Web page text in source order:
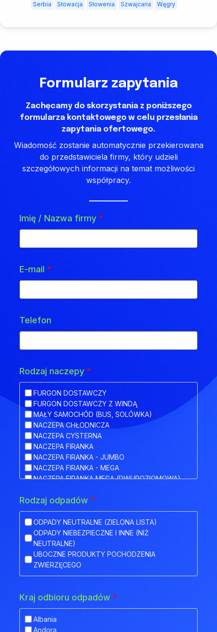
Serbia
Słowacja Słowenia Szwajcaria Węgry
Formularz zapytania
Zachęcamy do skorzystania z poniższego
formularza kontaktowego w celu przesłania
zapytania ofertowego.
Wiadomość zostanie automatycznie przekierowana
do przedstawiciela firmy, który udzieli
szczegółowych informacji na temat możliwości
współpracy.
Imię / Nazwa firmy *
E-mail *
Telefon
Rodzaj naczepy *
FURGON DOSTAWCZY
FURGON DOSTAWCZY Z WINDĄ
MAŁY SAMOCHÓD (BUS, SOLÓWKA)
NACZEPA CHŁODNICZA
NACZEPA CYSTERNA
NACZEPA FIRANKA
NACZEPA FIRANKA - JUMBO
NACZEPA FIRANKA - MEGA
NACZEPA FIRANKA MEGA (DWUPOZIOMOWA)
NACZEPA HAKOWA Z PRZYCZEPĄ
NACZEPA IZOTERMA
NACZEPA KŁONICOWA
NACZEPA KONTENEROWA
NACZEPA MEGA (NISKOPODWOZIOWA)
NACZEPA NISKOPODWOZIOWA
NACZEPA NISKOPODWOZIOWA Z OBNIŻONYM
POKŁADEM
NACZEPA PLATFORMA
NACZEPA PLATFORMOWA BDF
NACZEPA PRZEZNACZONA DO TRANSPORTU
ZWIERZĄT
Rodzaj odpadów *
ODPADY NEUTRALNE (ZIELONA LISTA)
ODPADY NIEBEZPIECZNE I INNE (NIŻ
NEUTRALNE)
UBOCZNE PRODUKTY POCHODZENIA
ZWIERZĘCEGO
Kraj odbioru odpadów *
Albania
Andora